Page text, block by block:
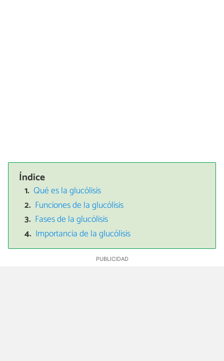
Índice
Qué es la glucólisis
Funciones de la glucólisis
Fases de la glucólisis
Importancia de la glucólisis